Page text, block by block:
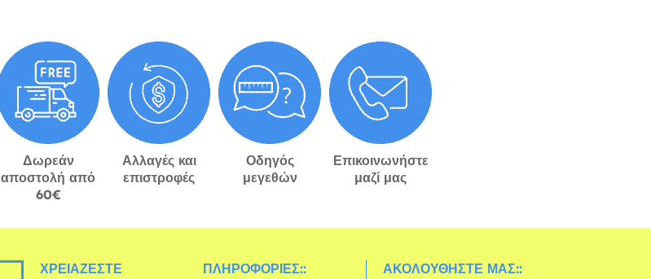
Δωρεάν
αποστολή από
60€
Αλλαγές και
επιστροφές
Οδηγός
μεγεθών
Επικοινωνήστε
μαζί μας
ΧΡΕΙΆΖΕΣΤΕ
ΠΛΗΡΟΦΟΡΊΕΣ:: ΑΚΟΛΟΥΘΉΣΤΕ ΜΑΣ::